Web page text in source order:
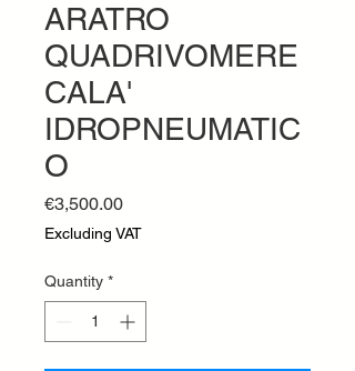
ARATRO
QUADRIVOMERE
CALA'
IDROPNEUMATIC
O
€3,500.00Price
Excluding VAT
Quantity *